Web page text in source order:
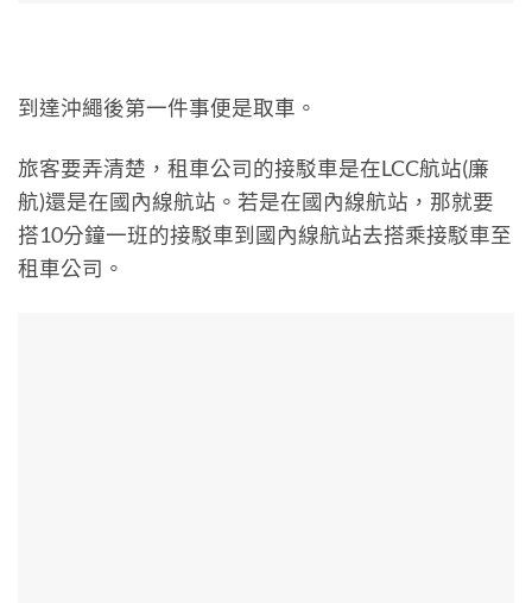
到達沖繩後第一件事便是取車。
旅客要弄清楚，租車公司的接駁車是在LCC航站(廉
航)還是在國內線航站。若是在國內線航站，那就要
搭10分鐘一班的接駁車到國內線航站去搭乘接駁車至
租車公司。